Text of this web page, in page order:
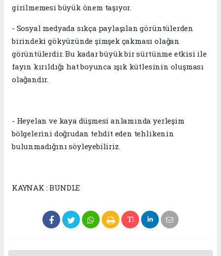
girilmemesi büyük önem taşıyor.
- Sosyal medyada sıkça paylaşılan görüntülerden
birindeki gökyüzünde şimşek çakması olağan
görüntülerdir. Bu kadar büyük bir sürtünme etkisi ile
fayın kırıldığı hat boyunca ışık kütlesinin oluşması
olağandır.
- Heyelan ve kaya düşmesi anlamında yerleşim
bölgelerini doğrudan tehdit eden tehlikenin
bulunmadığını söyleyebiliriz.
KAYNAK : BUNDLE